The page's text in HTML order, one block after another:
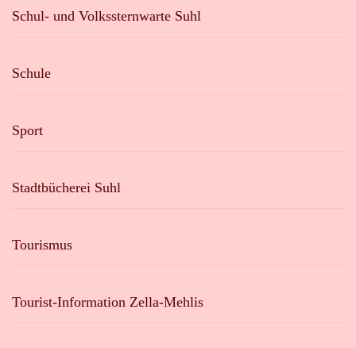
Schul- und Volkssternwarte Suhl
Schule
Sport
Stadtbücherei Suhl
Tourismus
Tourist-Information Zella-Mehlis